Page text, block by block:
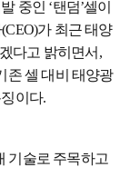
중인 ‘탠덤’셀이
가 최근 태양
다고 밝히면서,
존 셀 대비 태양광
이다.
기술로 주목하고